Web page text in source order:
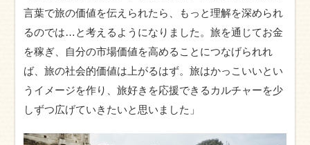
言葉で旅の価値を伝えられたら、もっと理解を深められ
るのでは…と考えるようになりました。旅を通じてお金
を稼ぎ、自分の市場価値を高めることにつなげられれ
ば、旅の社会的価値は上がるはず。旅はかっこいいとい
うイメージを作り、旅好きを応援できるカルチャーを少
しずつ広げていきたいと思いました」